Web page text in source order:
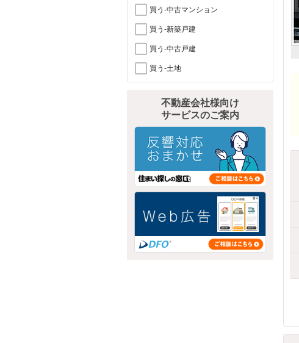
買う-中古マンション
買う-新築戸建
買う-中古戸建
買う-土地
不動産会社様向け
サービスのご案内